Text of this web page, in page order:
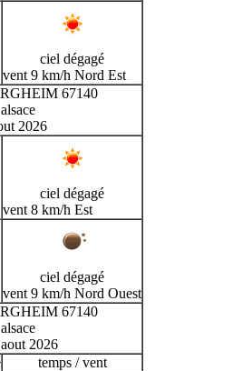
ciel dégagé
vent 9 km/h Nord Est
67140
2026
ciel dégagé
vent 8 km/h Est
ciel dégagé
vent 9 km/h Nord Ouest
67140
2026
temps / vent